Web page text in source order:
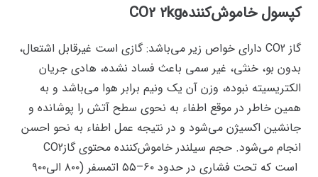
کپسول خاموش‌کنندهCO22kg
گاز CO2 دارای خواص زیر می‌باشد: گازی است غیرقابل اشتعال،
بدون بو، خنثی، غیر سمی باعث فساد نشده، هادی جریان
الکتریسیته نبوده، وزن آن یک ونیم برابر هوا می‌باشد و به
همین خاطر در موقع اطفاء به نحوی سطح آتش را پوشانده و
جانشین اکسیژن می‌شود و در نتیجه عمل اطفاء به نحو احسن
انجام می‌شود. حجم سیلندر خاموش‌کننده محتوی گازCO2
است که تحت فشاری در حدود ۶۰–۵۵ اتمسفر (۸۰۰ الی۹۰۰